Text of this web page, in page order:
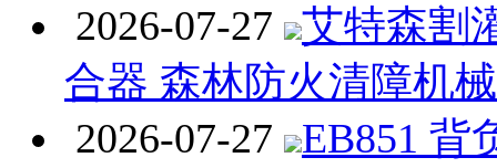
2026-07-27
艾特森割
合器 森林防火清障机
2026-07-27
EB851 背